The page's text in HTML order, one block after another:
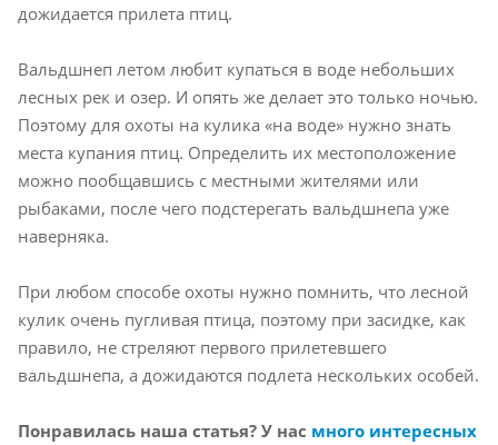
дожидается прилета птиц.
Вальдшнеп летом любит купаться в воде небольших
лесных рек и озер. И опять же делает это только ночью.
Поэтому для охоты на кулика «на воде» нужно знать
места купания птиц. Определить их местоположение
можно пообщавшись с местными жителями или
рыбаками, после чего подстерегать вальдшнепа уже
наверняка.
При любом способе охоты нужно помнить, что лесной
кулик очень пугливая птица, поэтому при засидке, как
правило, не стреляют первого прилетевшего
вальдшнепа, а дожидаются подлета нескольких особей.
Понравилась наша статья? У нас много интересных